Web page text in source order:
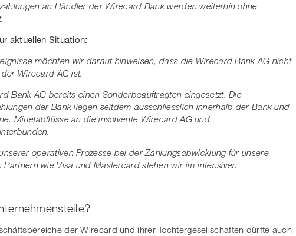
an Händler der Wirecard Bank werden weiterhin ohne
aktuellen Situation:
möchten wir darauf hinweisen, dass die Wirecard Bank AG nicht
Wirecard AG ist.
Bank AG bereits einen Sonderbeauftragten eingesetzt. Die
der Bank liegen seitdem ausschliesslich innerhalb der Bank und
Mittelabflüsse an die insolvente Wirecard AG und
operativen Prozesse bei der Zahlungsabwicklung für unsere
wie Visa und Mastercard stehen wir im intensiven
der Wirecard und ihrer Tochtergesellschaften dürfte auch